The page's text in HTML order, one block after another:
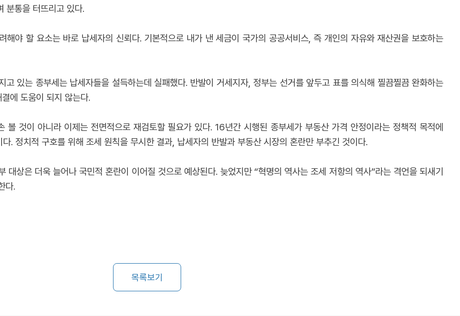
분통을 터뜨리고 있다.
해야 할 요소는 바로 납세자의 신뢰다. 기본적으로 내가 낸 세금이 국가의 공공서비스, 즉 개인의 자유와 재산권을 보호하는
고 있는 종부세는 납세자들을 설득하는데 실패했다. 반발이 거세지자, 정부는 선거를 앞두고 표를 의식해 찔끔찔끔 완화하는
에 도움이 되지 않는다.
볼 것이 아니라 이제는 전면적으로 재검토할 필요가 있다. 16년간 시행된 종부세가 부동산 가격 안정이라는 정책적 목적에
. 정치적 구호를 위해 조세 원칙을 무시한 결과, 납세자의 반발과 부동산 시장의 혼란만 부추긴 것이다.
대상은 더욱 늘어나 국민적 혼란이 이어질 것으로 예상된다. 늦었지만 “혁명의 역사는 조세 저항의 역사”라는 격언을 되새기
다.
목록보기